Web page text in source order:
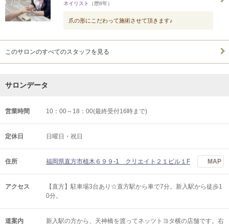
ネイリスト （歴8年）
爪の形にこだわって施術させて頂きます♪
このサロンのすべてのスタッフを見る
サロンデータ
営業時間 10：00～18：00(最終受付16時まで)
定休日 日曜日・祝日
住所 福岡県直方市植木６９９-1 クリエイト２１ビル１F MAP
アクセス
【直方】駐車場3台あり☆直方駅から車で7分。新入駅から徒歩1
0分。
道案内 新入駅の方から、天神橋を渡ってネッツトヨタ横の店舗です。右